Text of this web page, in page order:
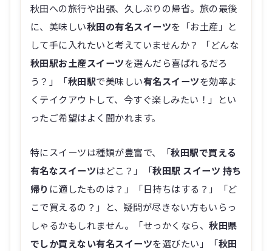
秋田への旅行や出張、久しぶりの帰省。旅の最後
に、美味しい秋田の有名スイーツを「お土産」と
して手に入れたいと考えていませんか？ 「どんな
秋田駅お土産スイーツを選んだら喜ばれるだろ
う？」「秋田駅で美味しい有名スイーツを効率よ
くテイクアウトして、今すぐ楽しみたい！」とい
ったご希望はよく聞かれます。
特にスイーツは種類が豊富で、「秋田駅で買える
有名なスイーツはどこ？」「秋田駅 スイーツ 持ち
帰り に適したものは？」「日持ちはする？」「ど
こで買えるの？」と、疑問が尽きない方もいらっ
しゃるかもしれません。「せっかくなら、秋田県
でしか買えない有名スイーツを選びたい」「秋田